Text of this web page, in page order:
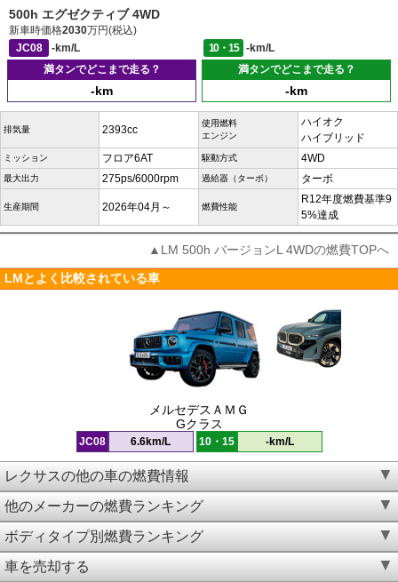
500h エグゼクティブ 4WD
新車時価格2030万円(税込)
JC08
-km/L 10・15
-km/L
満タンでどこまで走る？
-km
満タンでどこまで走る？
-km
排気量 2393cc
使用燃料
エンジン
ハイオク
ハイブリッド
ミッション フロア6AT 駆動方式 4WD
最大出力 275ps/6000rpm 過給器（ターボ） ターボ
生産期間 2026年04月～ 燃費性能
R12年度燃費基準9
5%達成
▲LM 500h バージョンL 4WDの燃費TOPへ
LMとよく比較されている車
メルセデスＡＭＧ
Gクラス
JC08 6.6km/L 10・15 -km/L
レクサスの他の車の燃費情報
他のメーカーの燃費ランキング
ボディタイプ別燃費ランキング
車を売却する